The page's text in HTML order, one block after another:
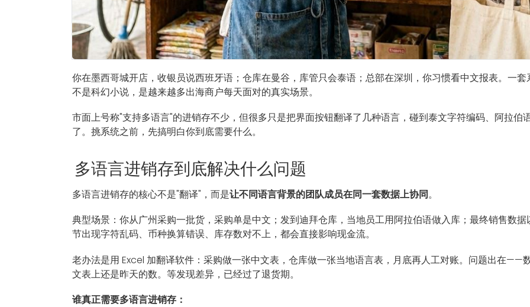
你在墨西哥城开店，收银员说西班牙语；仓库在曼谷，库管只会泰语；总部在深圳，你习惯看中文报表。一
不是科幻小说，是越来越多出海商户每天面对的真实场景。
市面上号称"支持多语言"的进销存不少，但很多只是把界面按钮翻译了几种语言，碰到泰文字符编码、阿拉
了。挑系统之前，先搞明白你到底需要什么。
多语言进销存到底解决什么问题
多语言进销存的核心不是"翻译"，而是让不同语言背景的团队成员在同一套数据上协同。
典型场景：你从广州采购一批货，采购单是中文；发到迪拜仓库，当地员工用阿拉伯语做入库；最终销售数
节出现字符乱码、币种换算错误、库存数对不上，都会直接影响现金流。
老办法是用 Excel 加翻译软件：采购做一张中文表，仓库做一张当地语言表，月底再人工对账。问题出在——
文表上还是昨天的数。等发现差异，已经过了退货期。
谁真正需要多语言进销存：